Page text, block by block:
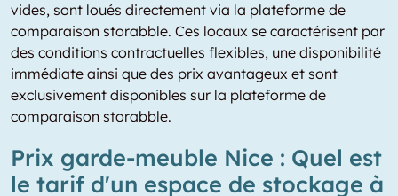
vides, sont loués directement via la plateforme de
comparaison storabble. Ces locaux se caractérisent par
des conditions contractuelles flexibles, une disponibilité
immédiate ainsi que des prix avantageux et sont
exclusivement disponibles sur la plateforme de
comparaison storabble.
Prix garde-meuble Nice : Quel est
le tarif d'un espace de stockage à